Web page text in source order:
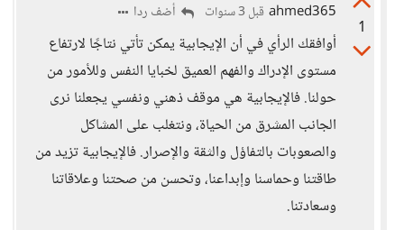
1
ahmed365 قبل 3 سنوات أضف ردا
أوافقك الرأي في أن الإيجابية يمكن تأتي نتاجًا لارتفاع
مستوى الإدراك والفهم العميق لخبايا النفس وللأمور من
حولنا. فالإيجابية هي موقف ذهني ونفسي يجعلنا نرى
الجانب المشرق من الحياة، ونتغلب على المشاكل
والصعوبات بالتفاؤل والثقة والإصرار. فالإيجابية تزيد من
طاقتنا وحماسنا وإبداعنا، وتحسن من صحتنا وعلاقاتنا
وسعادتنا.